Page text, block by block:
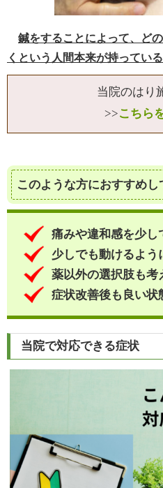
鍼をすることによって、ど
くという人間本来が持ってい
当院のはり
>>こちら
このような方におすすめし
痛みや違和感を少し
少しでも動けるよう
薬以外の選択肢も考
症状改善後も良い状
当院で対応できる症状